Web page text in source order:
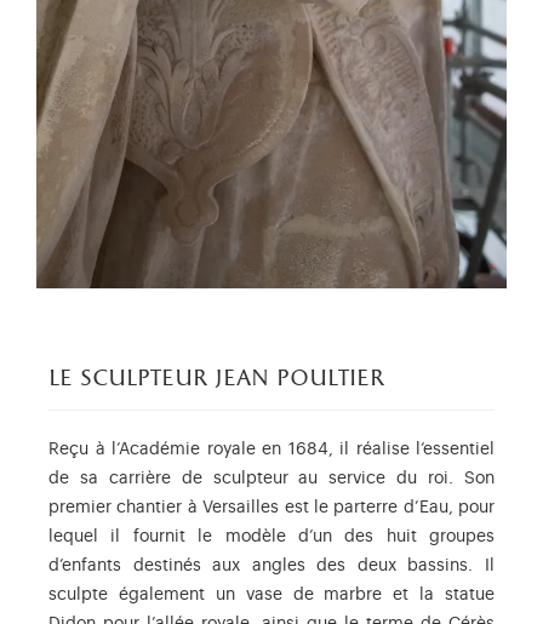
le sculpteur jean poultier
Reçu à l’Académie royale en 1684, il réalise l’essentiel
de sa carrière de sculpteur au service du roi. Son
premier chantier à Versailles est le parterre d’Eau, pour
lequel il fournit le modèle d’un des huit groupes
d’enfants destinés aux angles des deux bassins. Il
sculpte également un vase de marbre et la statue